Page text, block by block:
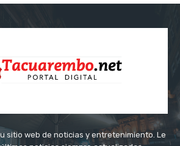
sitio web de noticias y entretenimiento. Le